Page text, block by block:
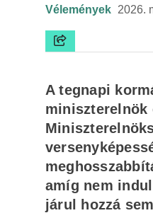
Vélemények 2026.
A tegnapi
miniszterelnök
amíg nem
járul hozzá